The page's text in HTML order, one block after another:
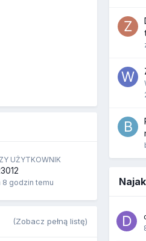
UŻYTKOWNIK
8 godzin temu
(Zobacz pełną listę)